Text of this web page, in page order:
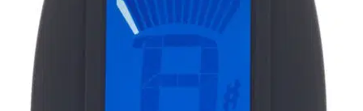
Standuri stative si pupitre
Case-uri, rack, huse si genti
Pachete si bundle
Casti Audio